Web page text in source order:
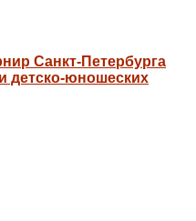
Санкт-Петербурга
детско-юношеских